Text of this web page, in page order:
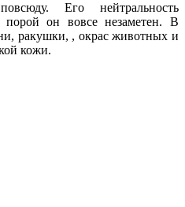
Его нейтральность
порой он вовсе незаметен. В
ракушки, , окрас животных и
кожи.